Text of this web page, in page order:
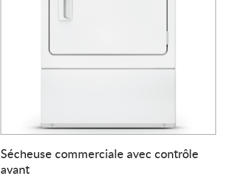
Sécheuse commerciale avec contrôle
avant